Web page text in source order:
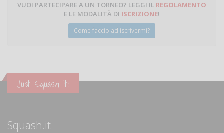
VUOI PARTECIPARE A UN TORNEO? LEGGI IL REGOLAMENTO
E LE MODALITÀ DI ISCRIZIONE!
Come faccio ad iscrivermi?
Just Squash It!
Squash.it